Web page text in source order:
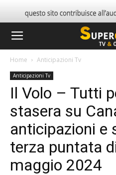
Home Anticipazioni Tv
Anticipazioni Tv
Il Volo – Tutti
stasera su
anticipazioni e
terza puntata
maggio 2024